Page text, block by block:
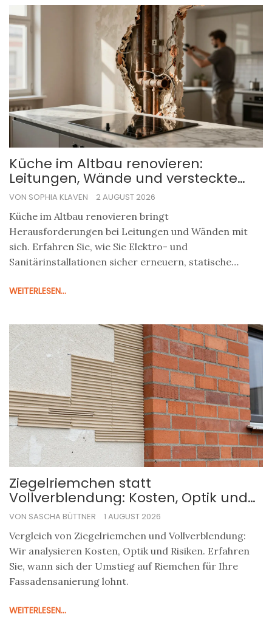
Küche im Altbau renovieren:
Leitungen, Wände und versteckte
Kosten meistern
VON SOPHIA KLAVEN 2 AUGUST 2026
Küche im Altbau renovieren bringt
Herausforderungen bei Leitungen und Wänden mit
sich. Erfahren Sie, wie Sie Elektro- und
Sanitärinstallationen sicher erneuern, statische
WEITERLESEN...
Ziegelriemchen statt
Vollverblendung: Kosten, Optik und
Risiken im Vergleich
VON SASCHA BÜTTNER 1 AUGUST 2026
Vergleich von Ziegelriemchen und Vollverblendung:
Wir analysieren Kosten, Optik und Risiken. Erfahren
Sie, wann sich der Umstieg auf Riemchen für Ihre
Fassadensanierung lohnt.
WEITERLESEN...